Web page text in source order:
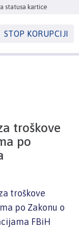
statusa kartice
STOP KORUPCIJI
troškove
po
troškove
po Zakonu o
FBiH